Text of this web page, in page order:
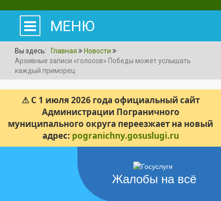
МЕНЮ
Вы здесь: Главная
Новости
Архивные записи «голосов» Победы может услышать
каждый приморец
⚠ С 1 июля 2026 года официальный сайт
Администрации Пограничного
муниципального округа переезжает на новый
адрес: pogranichny.gosuslugi.ru
Жалобы на всё